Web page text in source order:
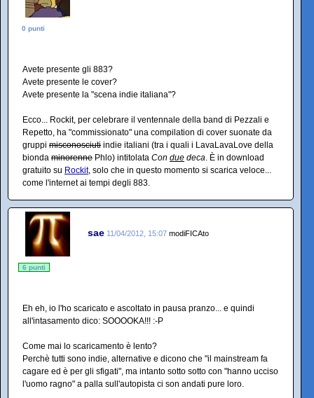
0 punti
Avete presente gli 883?
Avete presente le cover?
Avete presente la "scena indie italiana"?
Ecco... Rockit, per celebrare il ventennale della band di Pezzali e
Repetto, ha "commissionato" una compilation di cover suonate da
gruppi misconosciuti indie italiani (tra i quali i LavaLavaLove della
bionda minorenne Phlo) intitolata Con due deca. È in download
gratuito su Rockit, solo che in questo momento si scarica veloce...
come l'internet ai tempi degli 883.
sae 11/04/2012, 15:07 modiFICAto
6 punti
Eh eh, io l'ho scaricato e ascoltato in pausa pranzo... e quindi
all'intasamento dico: SOOOOKA!!! :-P
Come mai lo scaricamento è lento?
Perchè tutti sono indie, alternative e dicono che "il mainstream fa
cagare ed è per gli sfigati", ma intanto sotto sotto con "hanno ucciso
l'uomo ragno" a palla sull'autopista ci son andati pure loro.